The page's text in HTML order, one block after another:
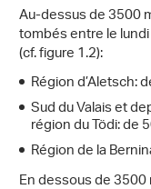
Au-dessus de 3500
tombés entre le
(cf. figure 1.2):
Région d’Aletsch:
Sud du Valais et
région du Tödi: de
Région de la
En dessous de